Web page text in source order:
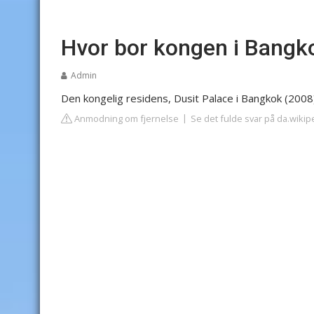
Hvor bor kongen i
Admin
Den kongelig residens, Dusit Palace i Bangkok
Anmodning om fjernelse Se det fulde svar på